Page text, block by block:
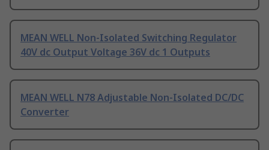
MEAN WELL Non-Isolated Switching Regulator
40V dc Output Voltage 36V dc 1 Outputs
MEAN WELL N78 Adjustable Non-Isolated DC/DC
Converter